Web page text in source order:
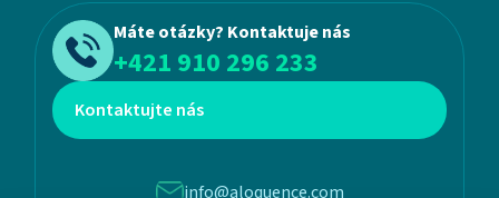
Máte otázky? Kontaktuje nás
+421 910 296 233
Kontaktujte nás
info@aloquence.com